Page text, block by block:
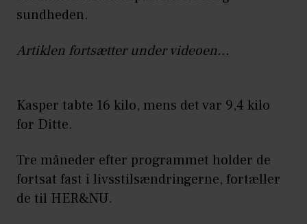
sundheden.
Artiklen fortsætter under videoen...
Kasper tabte 16 kilo, mens det var 9,4 kilo
for Ditte.
Tre måneder efter programmet holder de
fortsat fast i livsstilsændringerne, fortæller
de til HER&NU.